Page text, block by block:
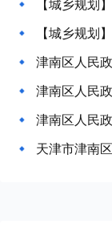
津南区人民
津南区人民
天津市津南